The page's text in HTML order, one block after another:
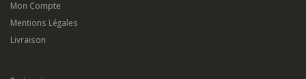
Mon Compte
Mentions Légales
Livraison